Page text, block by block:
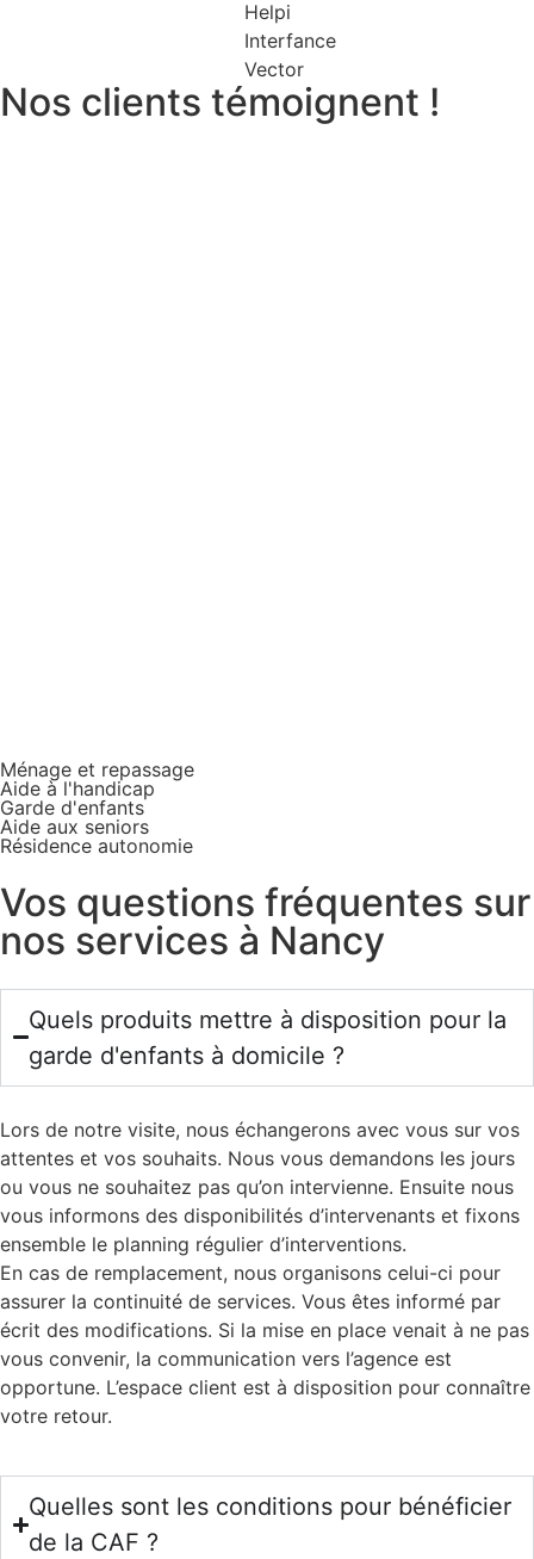
Nos clients témoignent !
Ménage et repassage
Aide à l'handicap
Garde d'enfants
Aide aux seniors
Résidence autonomie
Vos questions fréquentes sur
nos services à Nancy
Quels produits mettre à disposition pour la
garde d'enfants à domicile ?
Lors de notre visite, nous échangerons avec vous sur vos
attentes et vos souhaits. Nous vous demandons les jours
ou vous ne souhaitez pas qu’on intervienne. Ensuite nous
vous informons des disponibilités d’intervenants et fixons
ensemble le planning régulier d’interventions.
En cas de remplacement, nous organisons celui-ci pour
assurer la continuité de services. Vous êtes informé par
écrit des modifications. Si la mise en place venait à ne pas
vous convenir, la communication vers l’agence est
opportune. L’espace client est à disposition pour connaître
votre retour.
Quelles sont les conditions pour bénéficier
de la CAF ?